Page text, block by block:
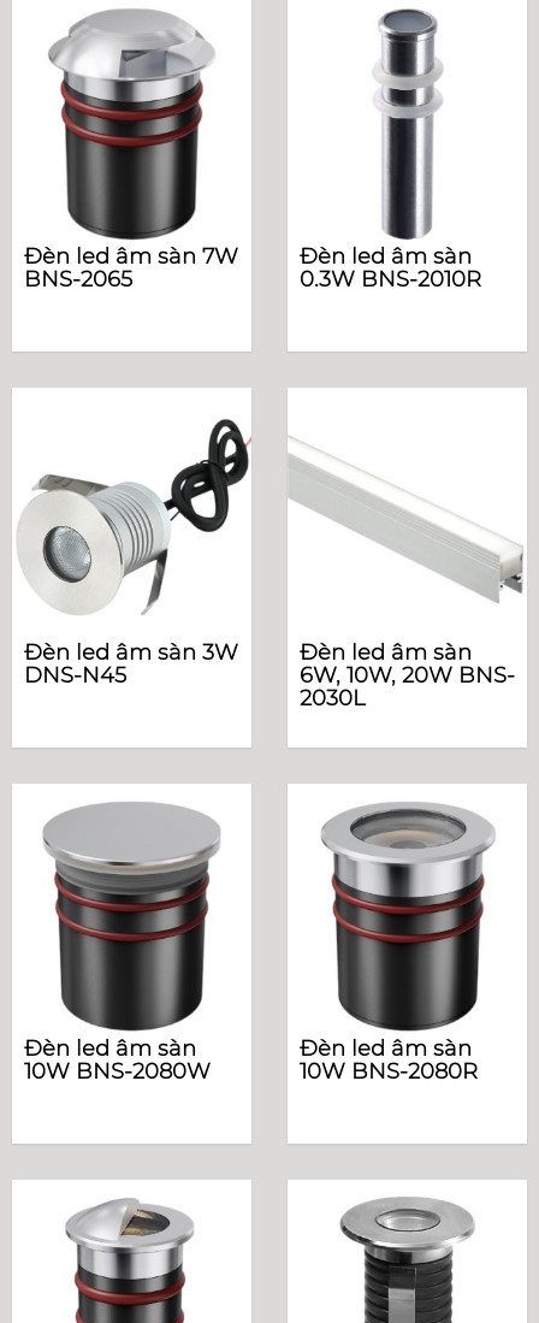
Đèn led âm sàn 7W
BNS-2065
Đèn led âm sàn
0.3W BNS-2010R
Đèn led âm sàn 3W
DNS-N45
Đèn led âm sàn
6W, 10W, 20W BNS-
2030L
Đèn led âm sàn
10W BNS-2080W
Đèn led âm sàn
10W BNS-2080R